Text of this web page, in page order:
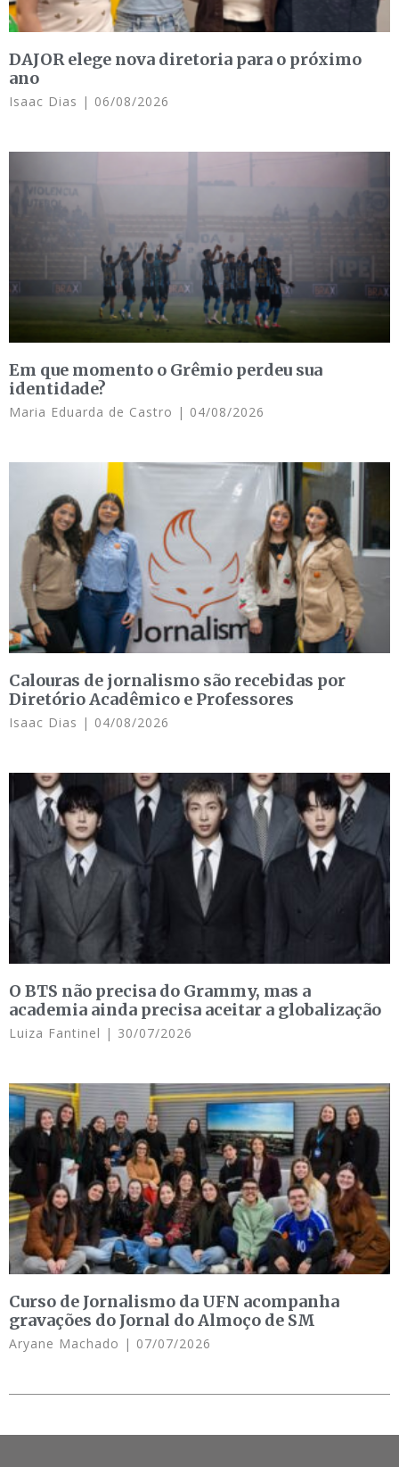
DAJOR elege nova diretoria para o próximo
ano
Isaac Dias 06/08/2026
Em que momento o Grêmio perdeu sua
identidade?
Maria Eduarda de Castro 04/08/2026
Calouras de jornalismo são recebidas por
Diretório Acadêmico e Professores
Isaac Dias 04/08/2026
O BTS não precisa do Grammy, mas a
academia ainda precisa aceitar a globalização
Luiza Fantinel 30/07/2026
Curso de Jornalismo da UFN acompanha
gravações do Jornal do Almoço de SM
Aryane Machado 07/07/2026